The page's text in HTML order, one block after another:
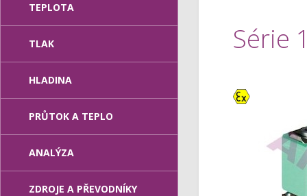
Série
Ex
TEPLOTA
TLAK
HLADINA
PRŮTOK A TEPLO
ANALÝZA
ZDROJE A PŘEVODNÍKY